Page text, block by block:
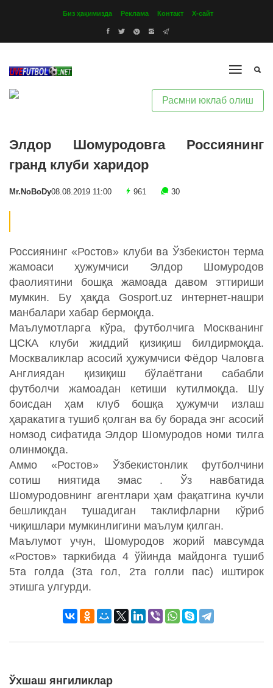
Биз ҳақимизда Реклама Контакт Х-сайт
Расмни юклаб олиш
Элдор Шомуродовга Россиянинг
гранд клуби харидор
Mr.NoBoDy08.08.2019 11:00 961 30
Россиянинг «Ростов» клуби ва Ўзбекистон терма
жамоаси ҳужумчиси Элдор Шомуродов
фаолиятини бошқа жамоада давом эттириши
мумкин. Бу ҳақда Gosport.uz интернет-нашри
манбалари хабар бермоқда.
Маълумотларга кўра, футболчига Москванинг
ЦСКА клуби жиддий қизиқиш билдирмоқда.
Москваликлар асосий ҳужумчиси Фёдор Чаловга
Англиядан қизиқиш бўлаётгани сабабли
футболчи жамоадан кетиши кутилмоқда. Шу
боисдан ҳам клуб бошқа ҳужумчи излаш
ҳаракатига тушиб қолган ва бу борада энг асосий
номзод сифатида Элдор Шомуродов номи тилга
олинмоқда.
Аммо «Ростов» Ўзбекистонлик футболчини
сотиш ниятида эмас . Ўз навбатида
Шомуродовнинг агентлари ҳам фақатгина кучли
бешликдан тушадиган таклифларни кўриб
чиқишлари мумкинлигини маълум қилган.
Маълумот учун, Шомуродов жорий мавсумда
«Ростов» таркибида 4 ўйинда майдонга тушиб
5та голда (3та гол, 2та голли пас) иштирок
этишга улгурди.
Ўхшаш янгиликлар